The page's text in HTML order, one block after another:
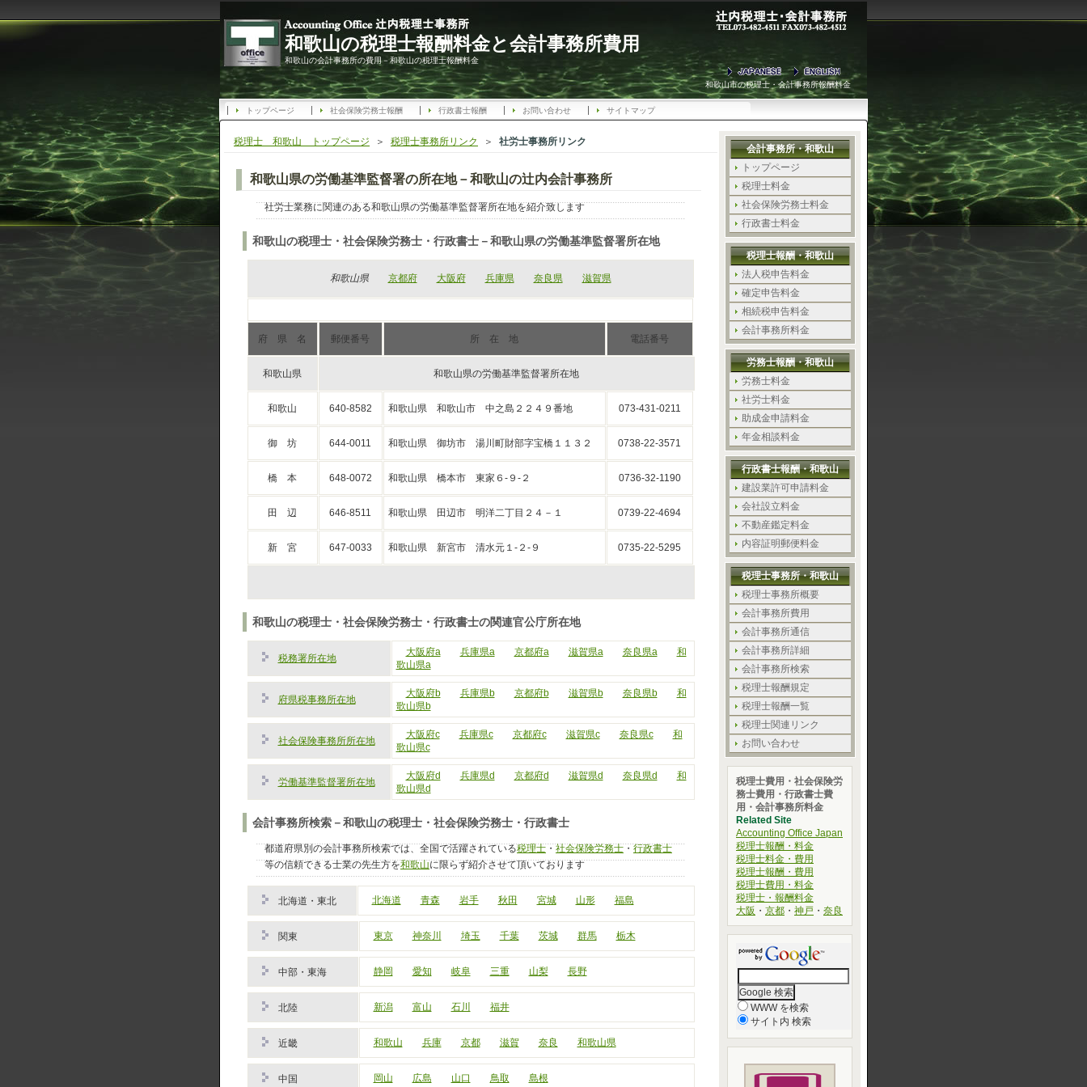
和歌山の税理士報酬料金と会計事務所費用
和歌山の会計事務所の費用－和歌山の税理士報酬料金
和歌山市の税理士・会計事務所報酬料金
トップページ 社会保険労務士報酬 行政書士報酬 お問い合わせ サイトマップ
税理士 和歌山 トップページ ＞ 税理士事務所リンク ＞ 社労士事務所リンク
和歌山県の労働基準監督署の所在地－和歌山の辻内会計事務所
社労士業務に関連のある和歌山県の労働基準監督署所在地を紹介致します
和歌山の税理士・社会保険労務士・行政書士－和歌山県の労働基準監督署所在地
和歌山県 京都府 大阪府 兵庫県 奈良県 滋賀県
府 県 名 郵便番号 所 在 地 電話番号
和歌山県 和歌山県の労働基準監督署所在地
和歌山 640-8582 和歌山県 和歌山市 中之島２２４９番地 073-431-0211
御 坊 644-0011 和歌山県 御坊市 湯川町財部字宝橋１１３２ 0738-22-3571
橋 本 648-0072 和歌山県 橋本市 東家６-９-２ 0736-32-1190
田 辺 646-8511 和歌山県 田辺市 明洋二丁目２４－１ 0739-22-4694
新 宮 647-0033 和歌山県 新宮市 清水元１-２-９ 0735-22-5295
和歌山の税理士・社会保険労務士・行政書士の関連官公庁所在地
税務署所在地
大阪府a 兵庫県a 京都府a 滋賀県a 奈良県a
和
歌山県a
府県税事務所在地
大阪府b 兵庫県b 京都府b 滋賀県b 奈良県b
和
歌山県b
社会保険事務所所在地
大阪府c 兵庫県c 京都府c 滋賀県c 奈良県c
和
歌山県c
労働基準監督署所在地
大阪府d 兵庫県d 京都府d 滋賀県d 奈良県d
和
歌山県d
会計事務所検索－和歌山の税理士・社会保険労務士・行政書士
都道府県別の会計事務所検索では、全国で活躍されている税理士 ・ 社会保険労務士 ・ 行政書士
等の信頼できる士業の先生方を和歌山に限らず紹介させて頂いております
北海道・東北 北海道 青森 岩手 秋田 宮城 山形 福島
関東 東京 神奈川 埼玉 千葉 茨城 群馬 栃木
中部・東海 静岡 愛知 岐阜 三重 山梨 長野
北陸 新潟 富山 石川 福井
近畿 和歌山 兵庫 京都 滋賀 奈良 和歌山県
中国 岡山 広島 山口 鳥取 島根
会計事務所・和歌山
トップページ
税理士料金
社会保険労務士料金
行政書士料金
税理士報酬・和歌山
法人税申告料金
確定申告料金
相続税申告料金
会計事務所料金
労務士報酬・和歌山
労務士料金
社労士料金
助成金申請料金
年金相談料金
行政書士報酬・和歌山
建設業許可申請料金
会社設立料金
不動産鑑定料金
内容証明郵便料金
税理士事務所・和歌山
税理士事務所概要
会計事務所費用
会計事務所通信
会計事務所詳細
会計事務所検索
税理士報酬規定
税理士報酬一覧
税理士関連リンク
お問い合わせ
税理士費用・社会保険労
務士費用・行政書士費
用・会計事務所料金
Related Site
Accounting Office Japan
税理士報酬・料金
税理士料金・費用
税理士報酬・費用
税理士費用・料金
税理士・報酬料金
大阪 ・ 京都 ・ 神戸 ・ 奈良
WWW を検索
サイト内 検索